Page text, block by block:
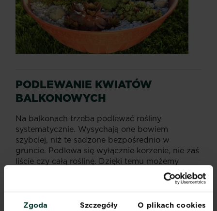
Zgoda Szczegóły O plikach cookies
PODLEWANIE KWIATÓW
BALKONOWYCH
Na balkonach trzeba podlewać rośliny
systematycznie. Wysychają one bowiem
szybciej, niż te sadzone bezpośrednio w
gruncie. Podlewa się wyłącznie korzenie, nie zaś
liście czy całą roślinę. Dzięki temu możemy
uniknąć chorób grzybowych, które rozwijają się
w ciepłej temperaturze i dużej wilgotności i
unikamy poparzenia rośliny przez promienie
słoneczne. Podlewamy obficie, tak aby woda